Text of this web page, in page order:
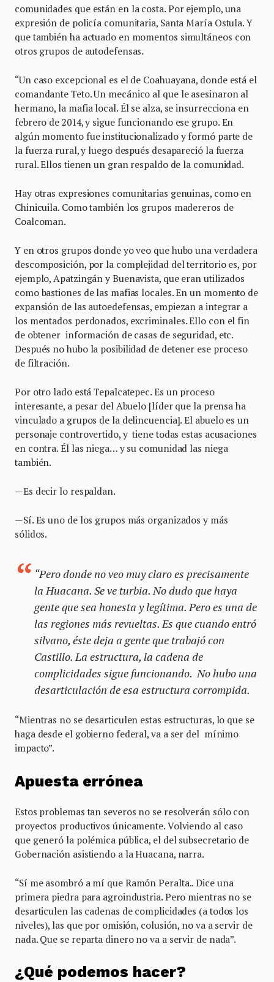
comunidades que están en la costa. Por ejemplo, una
expresión de policía comunitaria, Santa María Ostula. Y
que también ha actuado en momentos simultáneos con
otros grupos de autodefensas.
“Un caso excepcional es el de Coahuayana, donde está el
comandante Teto. Un mecánico al que le asesinaron al
hermano, la mafia local. Él se alza, se insurrecciona en
febrero de 2014, y sigue funcionando ese grupo. En
algún momento fue institucionalizado y formó parte de
la fuerza rural, y luego después desapareció la fuerza
rural. Ellos tienen un gran respaldo de la comunidad.
Hay otras expresiones comunitarias genuinas, como en
Chinicuila. Como también los grupos madereros de
Coalcoman.
Y en otros grupos donde yo veo que hubo una verdadera
descomposición, por la complejidad del territorio es, por
ejemplo, Apatzingán y Buenavista, que eran utilizados
como bastiones de las mafias locales. En un momento de
expansión de las autoedefensas, empiezan a integrar a
los mentados perdonados, excriminales. Ello con el fin
de obtener información de casas de seguridad, etc.
Después no hubo la posibilidad de detener ese proceso
de filtración.
Por otro lado está Tepalcatepec. Es un proceso
interesante, a pesar del Abuelo [líder que la prensa ha
vinculado a grupos de la delincuencia]. El abuelo es un
personaje controvertido, y tiene todas estas acusaciones
en contra. Él las niega… y su comunidad las niega
también.
—Es decir lo respaldan.
—Sí. Es uno de los grupos más organizados y más
sólidos.
“Pero donde no veo muy claro es precisamente
la Huacana. Se ve turbia. No dudo que haya
gente que sea honesta y legítima. Pero es una de
las regiones más revueltas. Es que cuando entró
silvano, éste deja a gente que trabajó con
Castillo. La estructura, la cadena de
complicidades sigue funcionando. No hubo una
desarticulación de esa estructura corrompida.
“Mientras no se desarticulen estas estructuras, lo que se
haga desde el gobierno federal, va a ser del mínimo
impacto”.
Apuesta errónea
Estos problemas tan severos no se resolverán sólo con
proyectos productivos únicamente. Volviendo al caso
que generó la polémica pública, el del subsecretario de
Gobernación asistiendo a la Huacana, narra.
“Sí me asombró a mí que Ramón Peralta.. Dice una
primera piedra para agroindustria. Pero mientras no se
desarticulen las cadenas de complicidades (a todos los
niveles), las que por omisión, colusión, no va a servir de
nada. Que se reparta dinero no va a servir de nada”.
¿Qué podemos hacer?